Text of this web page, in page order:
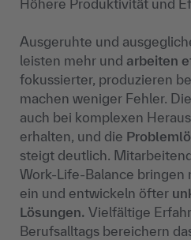
Höhere Produktivität und
Ausgeruhte und
leisten mehr und arbeiten
fokussierter, produzieren
machen weniger Fehler.
auch bei komplexen
erhalten, und die
steigt deutlich.
Work-Life-Balance bringen
ein und entwickeln öfter
Lösungen. Vielfältige
Berufsalltags bereichern